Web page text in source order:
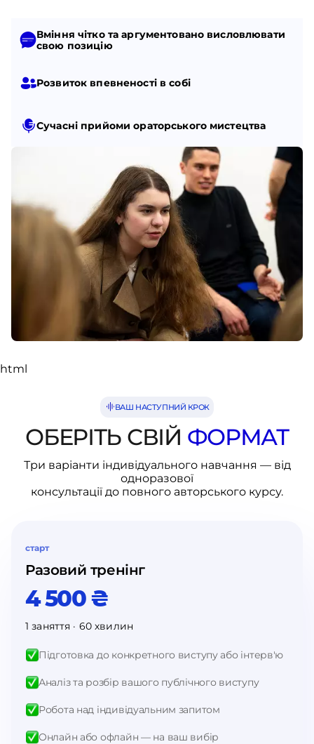
Вміння чітко та аргументовано висловлювати
свою позицію
Розвиток впевненості в собі
Сучасні прийоми ораторського мистецтва
html
ВАШ НАСТУПНИЙ КРОК
ОБЕРІТЬ СВІЙ ФОРМАТ
Три варіанти індивідуального навчання — від
одноразової
консультації до повного авторського курсу.
старт
Разовий тренінг
4 500 ₴
1 заняття · 60 хвилин
Підготовка до конкретного виступу або інтерв'ю
Аналіз та розбір вашого публічного виступу
Робота над індивідуальним запитом
Онлайн або офлайн — на ваш вибір